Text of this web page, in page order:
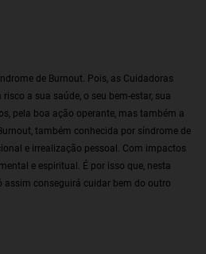
de Burnout. Pois, as Cuidadoras
a sua saúde, o seu bem-estar, sua
pela boa ação operante, mas também a
também conhecida por síndrome de
e irrealização pessoal. Com impactos
e espiritual. É por isso que, nesta
assim conseguirá cuidar bem do outro